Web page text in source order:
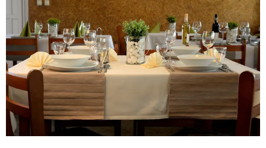
Étterem